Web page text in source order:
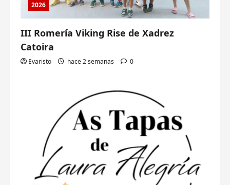
2026
III Romería Viking Rise de Xadrez
Catoira
Evaristo hace 2 semanas 0